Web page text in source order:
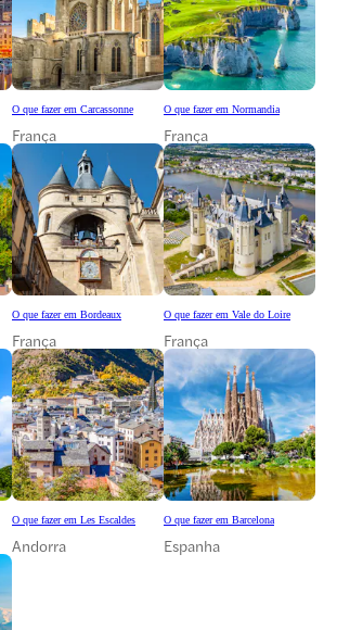
O que fazer em Carcassonne
França
O que fazer em Normandia
França
O que fazer em Bordeaux
França
O que fazer em Vale do Loire
França
O que fazer em Les Escaldes
Andorra
O que fazer em Barcelona
Espanha